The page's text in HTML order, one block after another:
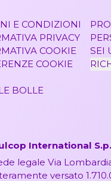
E CONDIZIONI
PRIVACY
COOKIE
COOKIE
SEI
BOLLE
International
legale Via
versato